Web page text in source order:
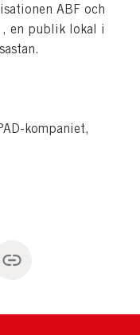
ABF och
en publik lokal i
kompaniet,